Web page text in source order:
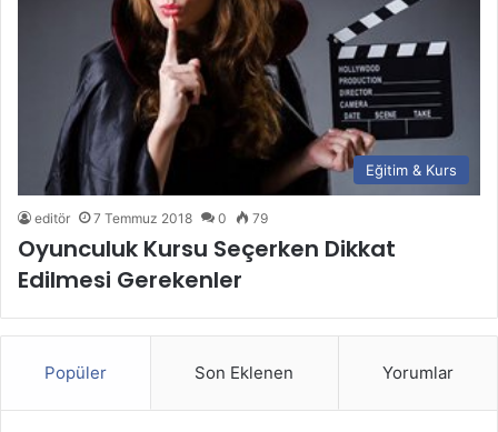
Eğitim & Kurs
editör 7 Temmuz 2018 0 79
Oyunculuk Kursu Seçerken Dikkat
Edilmesi Gerekenler
Popüler Son Eklenen Yorumlar